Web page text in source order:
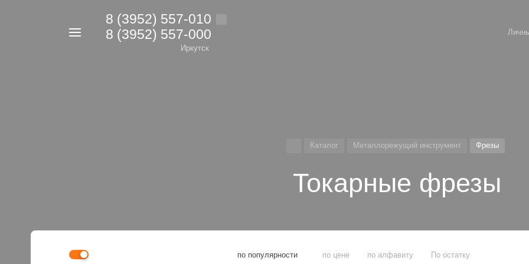
8 (3952) 557-010
8 (3952) 557-000
Иркутск
Каталог Металлорежущий инструмент Фрезы
Токарные фрезы
по популярности по цене по алфавиту По остатку